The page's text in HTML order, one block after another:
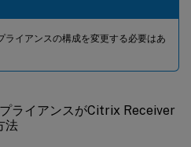
ライアンスの構成を変更する必要はあ
ライアンスがCitrix Receiver
法